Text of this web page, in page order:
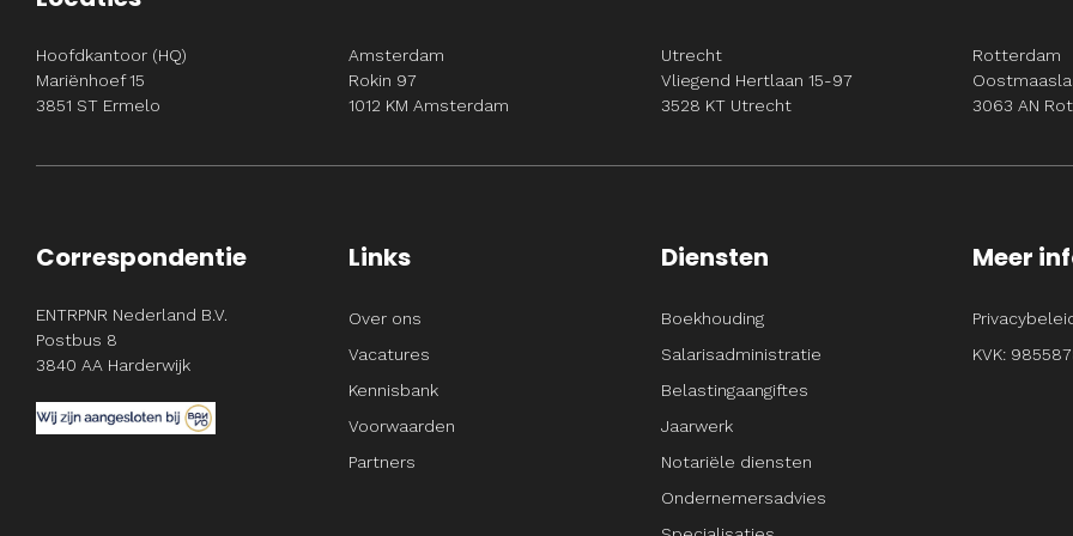
Hoofdkantoor (HQ)
Mariënhoef 15
3851 ST Ermelo
Amsterdam
Rokin 97
1012 KM Amsterdam
Utrecht
Vliegend Hertlaan 15-97
3528 KT Utrecht
Rotterdam
3063 AN
Correspondentie
ENTRPNR Nederland B.V.
Postbus 8
3840 AA Harderwijk
Links
Over ons
Vacatures
Kennisbank
Voorwaarden
Partners
Diensten
Boekhouding
Salarisadministratie
Belastingaangiftes
Jaarwerk
Notariële diensten
Ondernemersadvies
Meer
KVK: